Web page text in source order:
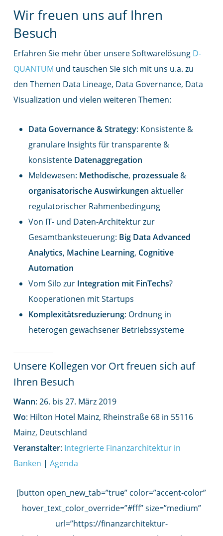
Wir freuen uns auf Ihren
Besuch
Erfahren Sie mehr über unsere Softwarelösung D-
QUANTUM und tauschen Sie sich mit uns u.a. zu
den Themen Data Lineage, Data Governance, Data
Visualization und vielen weiteren Themen:
Data Governance & Strategy: Konsistente &
granulare Insights für transparente &
konsistente Datenaggregation
Meldewesen: Methodische, prozessuale&
organisatorischeAuswirkungen aktueller
regulatorischer Rahmenbedingung
Von IT- und Daten-Architektur zur
Gesamtbanksteuerung: Big Data Advanced
Analytics, Machine Learning, Cognitive
Automation
Vom Silo zur Integration mit FinTechs?
Kooperationen mit Startups
Komplexitätsreduzierung: Ordnung in
heterogen gewachsener Betriebssysteme
Unsere Kollegen vor Ort freuen sich auf
Ihren Besuch
Wann: 26. bis 27. März 2019
Wo: Hilton Hotel Mainz, Rheinstraße 68 in 55116
Mainz, Deutschland
Veranstalter: Integrierte Finanzarchitektur in
Banken | Agenda
[button open_new_tab=”true” color=”accent-color”
hover_text_color_override=”#fff” size=”medium”
url=”https://finanzarchitektur-